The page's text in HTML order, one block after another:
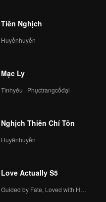
Tiên Nghịch
Huyềnhuyễn
Mạc Ly
Tìnhyêu · Phụctrangcổđại
Nghịch Thiên Chí Tôn
Huyềnhuyễn
Love Actually S5